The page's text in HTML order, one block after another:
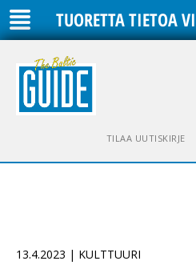
TUORETTA TIETOA
TILAA UUTISKIRJE
13.4.2023 | KULTTUURI